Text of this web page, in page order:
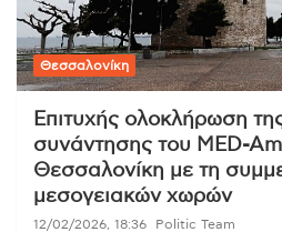
Θεσσαλονίκη
Επιτυχής ολοκλήρωση
συνάντησης του MED-
Θεσσαλονίκη με τη
μεσογειακών χωρών
12/02/2026, 18:36 Politic Team